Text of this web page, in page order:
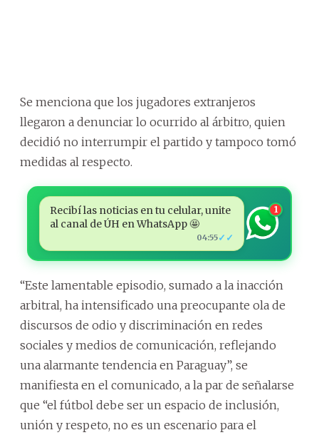
Se menciona que los jugadores extranjeros
llegaron a denunciar lo ocurrido al árbitro, quien
decidió no interrumpir el partido y tampoco tomó
medidas al respecto.
Recibí las noticias en tu celular, unite
al canal de ÚH en WhatsApp 🤩
04:55✓✓
1
“Este lamentable episodio, sumado a la inacción
arbitral, ha intensificado una preocupante ola de
discursos de odio y discriminación en redes
sociales y medios de comunicación, reflejando
una alarmante tendencia en Paraguay”, se
manifiesta en el comunicado, a la par de señalarse
que “el fútbol debe ser un espacio de inclusión,
unión y respeto, no es un escenario para el